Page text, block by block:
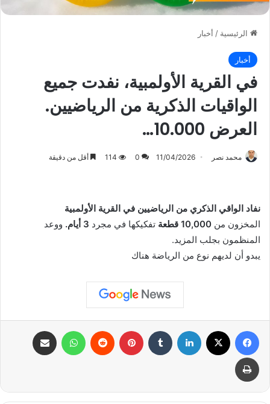
الرئيسية / أخبار
أخبار
في القرية الأولمبية، نفدت جميع
الواقيات الذكرية من الرياضيين.
العرض 10.000…
محمد نصر 11/04/2026
0
114 أقل من دقيقة
نفاد الواقي الذكري من الرياضيين في القرية الأولمبية
المخزون من 10,000 قطعة تفكيكها في مجرد 3 أيام.
ووعد
المنظمون بجلب المزيد.
يبدو أن لديهم نوع من الرياضة هناك
فيسبوك لينكدإن بينتيريست واتساب
طباعة